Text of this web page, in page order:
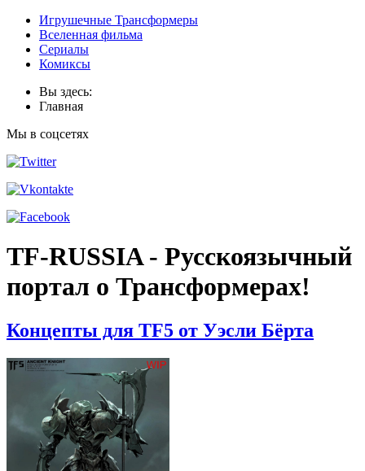
Игрушечные Трансформеры
Вселенная фильма
Сериалы
Комиксы
Вы здесь:
Главная
Мы в соцсетях
TF-RUSSIA - Русскоязычный
портал о Трансформерах!
Концепты для TF5 от Уэсли Бёрта